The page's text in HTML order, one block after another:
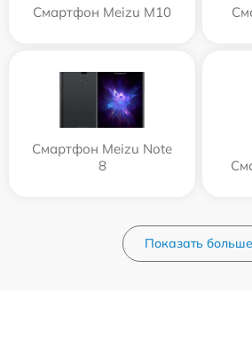
Смартфон Meizu M10
Смартфон Meizu Note
8
Показать больше